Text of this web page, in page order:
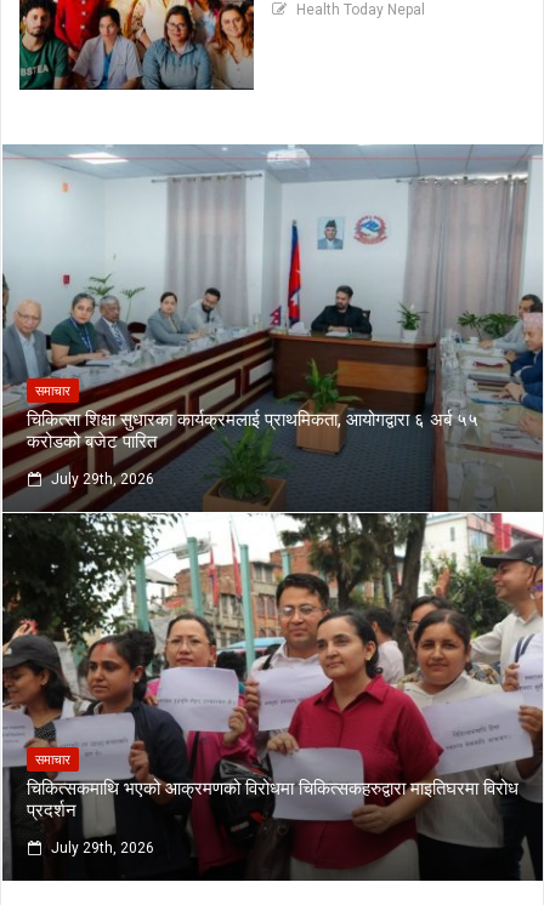
Health Today Nepal
समाचार
चिकित्सा शिक्षा सुधारका कार्यक्रमलाई प्राथमिकता, आयोगद्वारा ६ अर्ब ५५
करोडको बजेट पारित
July 29th, 2026
समाचार
चिकित्सकमाथि भएको आक्रमणको विरोधमा चिकित्सकहरुद्वारा माइतिघरमा विरोध
प्रदर्शन
July 29th, 2026